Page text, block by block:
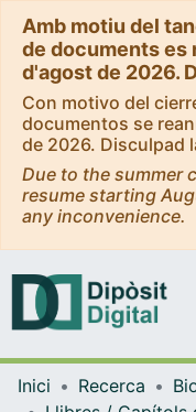
Amb motiu del
de documents es
d'agost de 2026.
Con motivo del
documentos se
de 2026. Disculpad
Due to the summer
resume starting
any inconvenience.
Inici Recerca